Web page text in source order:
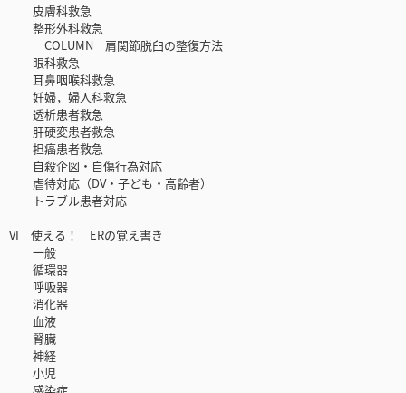
皮膚科救急
整形外科救急
COLUMN 肩関節脱臼の整復方法
眼科救急
耳鼻咽喉科救急
妊婦，婦人科救急
透析患者救急
肝硬変患者救急
担癌患者救急
自殺企図・自傷行為対応
虐待対応（DV・子ども・高齢者）
トラブル患者対応
VI 使える！ ERの覚え書き
一般
循環器
呼吸器
消化器
血液
腎臓
神経
小児